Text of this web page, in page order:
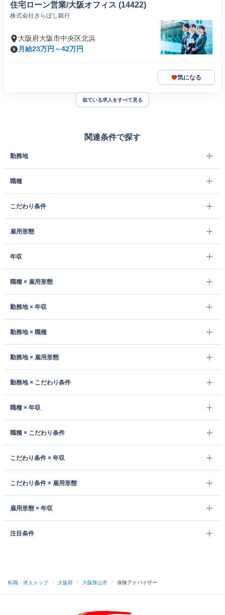
住宅ローン営業/大阪オフィス (14422)
株式会社きらぼし銀行
大阪府大阪市中央区北浜
月給23万円～42万円
気になる
似ている求人をすべて見る
関連条件で探す
勤務地
職種
こだわり条件
雇用形態
年収
職種 × 雇用形態
勤務地 × 年収
勤務地 × 職種
勤務地 × 雇用形態
勤務地 × こだわり条件
職種 × 年収
職種 × こだわり条件
こだわり条件 × 年収
こだわり条件 × 雇用形態
雇用形態 × 年収
注目条件
転職・求人トップ / 大阪府 / 大阪狭山市 / 保険アドバイザー